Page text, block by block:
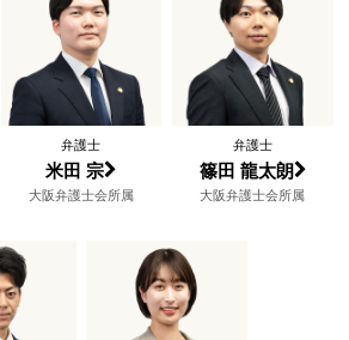
弁護士
米田 宗
大阪弁護士会所属
弁護士
篠田 龍太朗
大阪弁護士会所属